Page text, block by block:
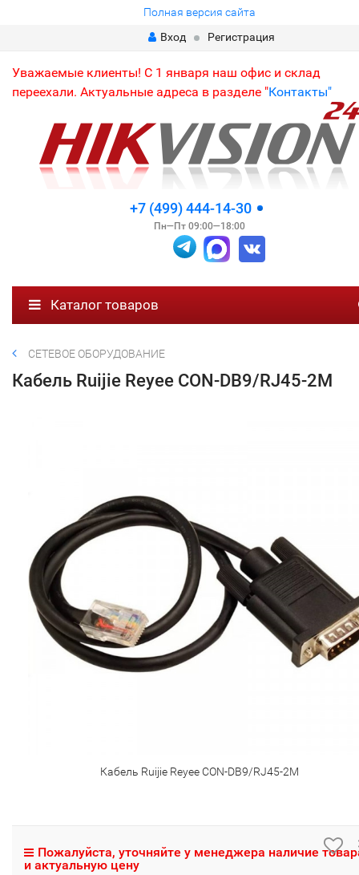
Полная версия сайта
Вход
Регистрация
Уважаемые клиенты! С 1 января наш офис и склад
переехали. Актуальные адреса в разделе "Контакты"
+7 (499) 444-14-30
Пн—Пт 09:00—18:00
Каталог товаров
СЕТЕВОЕ ОБОРУДОВАНИЕ
Кабель Ruijie Reyee CON-DB9/RJ45-2M
Кабель Ruijie Reyee CON-DB9/RJ45-2M
Пожалуйста, уточняйте у менеджера наличие
и актуальную цену